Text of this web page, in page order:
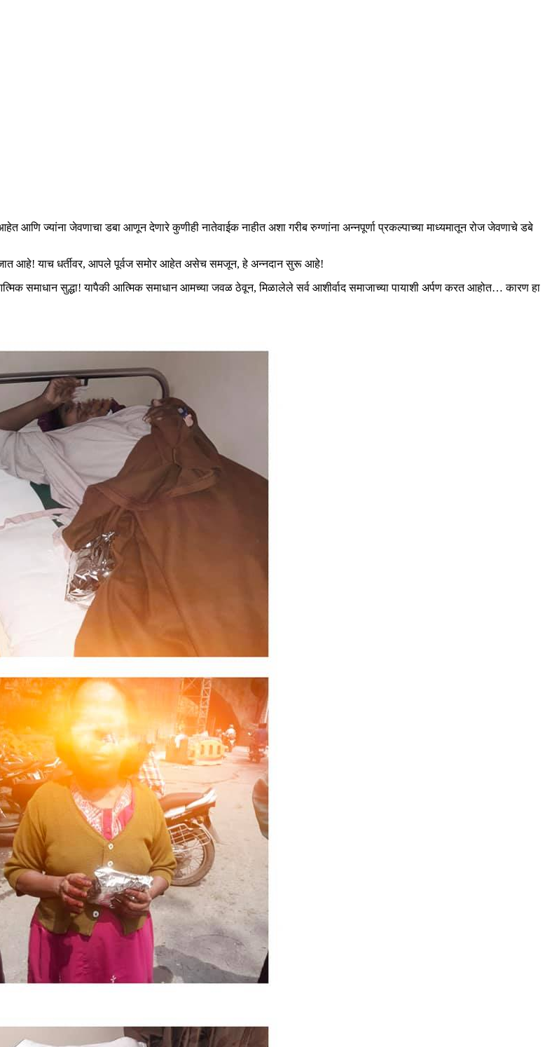
आणि ज्यांना जेवणाचा डबा आणून देणारे कुणीही नातेवाईक नाहीत अशा गरीब रुग्णांना अन्नपूर्णा प्रकल्पाच्या माध्यमातून रोज जेवणाचे डबे
आहे! याच धर्तीवर, आपले पूर्वज समोर आहेत असेच समजून, हे अन्नदान सुरू आहे!
समाधान सुद्धा! यापैकी आत्मिक समाधान आमच्या जवळ ठेवून, मिळालेले सर्व आशीर्वाद समाजाच्या पायाशी अर्पण करत आहोत… कारण हा